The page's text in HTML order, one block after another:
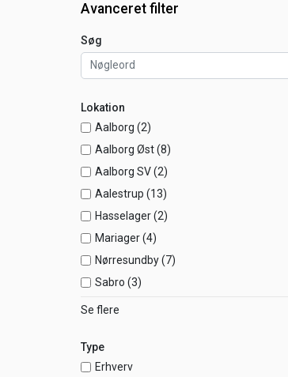
Avanceret filter
Søg
Lokation
Aalborg (2)
Aalborg Øst (8)
Aalborg SV (2)
Aalestrup (13)
Hasselager (2)
Mariager (4)
Nørresundby (7)
Sabro (3)
Se flere
Type
Erhverv